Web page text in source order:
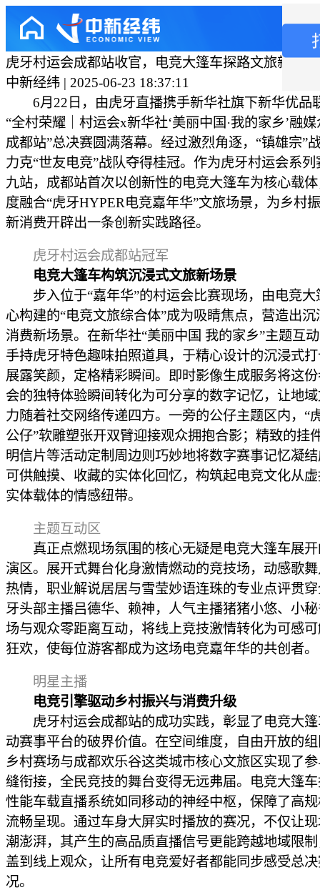
虎牙村运会成都站收官，电竞大篷车探路文旅新消费
中新经纬 | 2025-06-23 18:37:11
6月22日，由虎牙直播携手新华社旗下新华优品
“全村荣耀｜村运会x新华社‘美丽中国·我的家乡’融
成都站”总决赛圆满落幕。经过激烈角逐，“镇雄宗”
力克“世友电竞”战队夺得桂冠。作为虎牙村运会系列
九站，成都站首次以创新性的电竞大篷车为核心载
度融合“虎牙HYPER电竞嘉年华”文旅场景，为乡村
新消费开辟出一条创新实践路径。
虎牙村运会成都站冠军
电竞大篷车构筑沉浸式文旅新场景
步入位于“嘉年华”的村运会比赛现场，由电竞大
心构建的“电竞文旅综合体”成为吸睛焦点，营造出沉
消费新场景。在新华社“美丽中国 我的家乡”主题互
手持虎牙特色趣味拍照道具，于精心设计的沉浸式
展露笑颜，定格精彩瞬间。即时影像生成服务将这
会的独特体验瞬间转化为可分享的数字记忆，让地
力随着社交网络传递四方。一旁的公仔主题区内，“
公仔”软雕塑张开双臂迎接观众拥抱合影；精致的挂
明信片等活动定制周边则巧妙地将数字赛事记忆凝
可供触摸、收藏的实体化回忆，构筑起电竞文化从
实体载体的情感纽带。
主题互动区
真正点燃现场氛围的核心无疑是电竞大篷车展开
演区。展开式舞台化身激情燃动的竞技场，动感歌
热情，职业解说居居与雪莹妙语连珠的专业点评贯
牙头部主播吕德华、赖神，人气主播猪猪小悠、小
场与观众零距离互动，将线上竞技激情转化为可感
狂欢，使每位游客都成为这场电竞嘉年华的共创者。
明星主播
电竞引擎驱动乡村振兴与消费升级
虎牙村运会成都站的成功实践，彰显了电竞大篷
动赛事平台的破界价值。在空间维度，自由开放的
乡村赛场与成都欢乐谷这类城市核心文旅区实现了
缝衔接，全民竞技的舞台变得无远弗届。电竞大篷
性能车载直播系统如同移动的神经中枢，保障了高
流畅呈现。通过车身大屏实时播放的赛况，不仅让
潮澎湃，其产生的高品质直播信号更能跨越地域限
盖到线上观众，让所有电竞爱好者都能同步感受总
况。